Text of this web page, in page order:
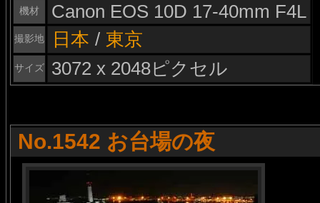
機材
Canon EOS 10D 17-40mm F4L
撮影地 日本 / 東京
サイズ 3072 x 2048ピクセル
No.1542 お台場の夜